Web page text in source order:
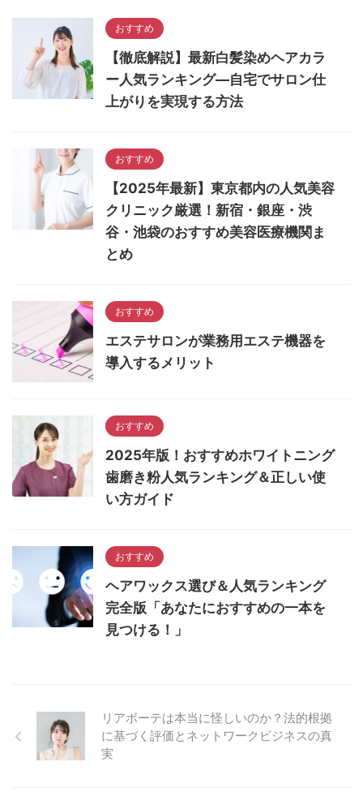
おすすめ
【徹底解説】最新白髪染めヘアカラ
ー人気ランキング―自宅でサロン仕
上がりを実現する方法
おすすめ
【2025年最新】東京都内の人気美容
クリニック厳選！新宿・銀座・渋
谷・池袋のおすすめ美容医療機関ま
とめ
おすすめ
エステサロンが業務用エステ機器を
導入するメリット
おすすめ
2025年版！おすすめホワイトニング
歯磨き粉人気ランキング＆正しい使
い方ガイド
おすすめ
ヘアワックス選び＆人気ランキング
完全版「あなたにおすすめの一本を
見つける！」
リアボーテは本当に怪しいのか？法的根拠
に基づく評価とネットワークビジネスの真
実